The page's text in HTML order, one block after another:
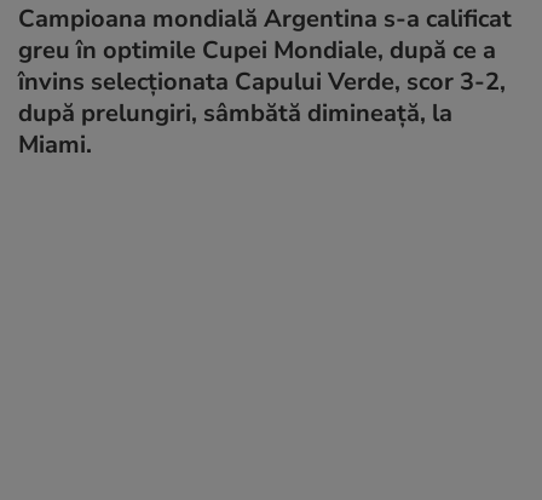
Campioana mondială Argentina s-a calificat
greu în optimile Cupei Mondiale, după ce a
învins selecţionata Capului Verde, scor 3-2,
după prelungiri, sâmbătă dimineaţă, la
Miami.